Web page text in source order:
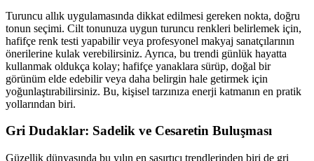
Turuncu allık uygulamasında dikkat edilmesi gereken nokta, doğru
tonun seçimi. Cilt tonunuza uygun turuncu renkleri belirlemek için,
hafifçe renk testi yapabilir veya profesyonel makyaj sanatçılarının
önerilerine kulak verebilirsiniz. Ayrıca, bu trendi günlük hayatta
kullanmak oldukça kolay; hafifçe yanaklara sürüp, doğal bir
görünüm elde edebilir veya daha belirgin hale getirmek için
yoğunlaştırabilirsiniz. Bu, kişisel tarzınıza enerji katmanın en pratik
yollarından biri.
Gri Dudaklar: Sadelik ve Cesaretin Buluşması
Güzellik dünyasında bu yılın en şaşırtıcı trendlerinden biri de gri